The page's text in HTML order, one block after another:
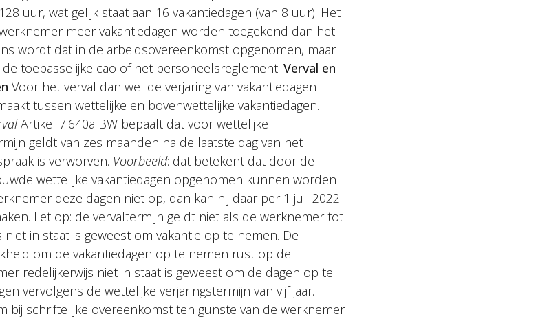
uur, wat gelijk staat aan 16 vakantiedagen (van 8 uur). Het
meer vakantiedagen worden toegekend dan het
wordt dat in de arbeidsovereenkomst opgenomen, maar
toepasselijke cao of het personeelsreglement. Verval en
Voor het verval dan wel de verjaring van vakantiedagen
tussen wettelijke en bovenwettelijke vakantiedagen.
Artikel 7:640a BW bepaalt dat voor wettelijke
geldt van zes maanden na de laatste dag van het
is verworven. Voorbeeld: dat betekent dat door de
wettelijke vakantiedagen opgenomen kunnen worden
deze dagen niet op, dan kan hij daar per 1 juli 2022
Let op: de vervaltermijn geldt niet als de werknemer tot
in staat is geweest om vakantie op te nemen. De
om de vakantiedagen op te nemen rust op de
redelijkerwijs niet in staat is geweest om de dagen op te
vervolgens de wettelijke verjaringstermijn van vijf jaar.
bij schriftelijke overeenkomst ten gunste van de werknemer